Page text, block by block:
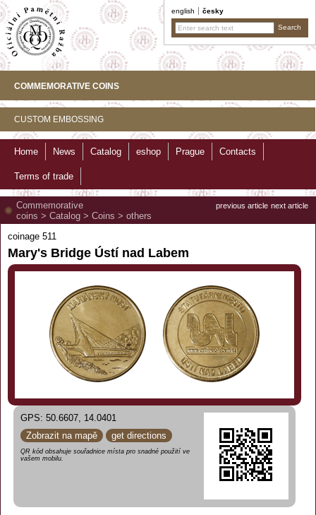
english česky
COMMEMORATIVE COINS
CUSTOM EMBOSSING
Home News Catalog eshop Prague Contacts
Terms of trade
previous article next article
Commemorative
coins > Catalog > Coins > others
coinage 511
Mary's Bridge Ústí nad Labem
GPS: 50.6607, 14.0401
Zobrazit na mapě
get directions
QR kód obsahuje souřadnice místa pro snadné použití ve
vašem mobilu.